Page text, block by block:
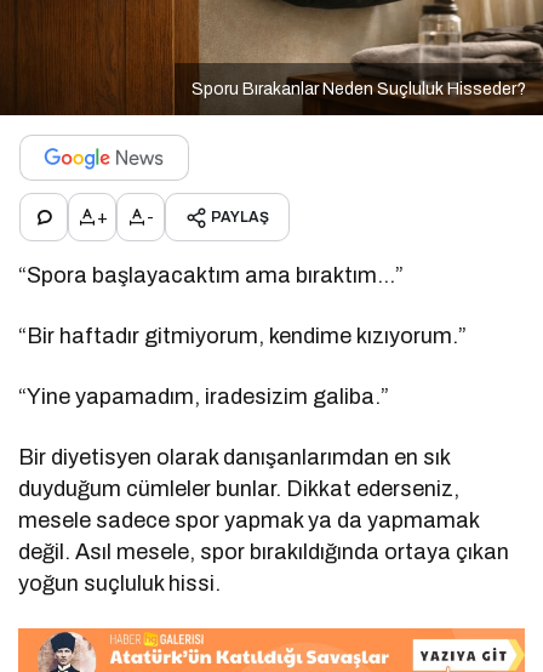
Sporu Bırakanlar Neden Suçluluk Hisseder?
+ - PAYLAŞ
“Spora başlayacaktım ama bıraktım…”
“Bir haftadır gitmiyorum, kendime kızıyorum.”
“Yine yapamadım, iradesizim galiba.”
Bir diyetisyen olarak danışanlarımdan en sık
duyduğum cümleler bunlar. Dikkat ederseniz,
mesele sadece spor yapmak ya da yapmamak
değil. Asıl mesele, spor bırakıldığında ortaya çıkan
yoğun suçluluk hissi.